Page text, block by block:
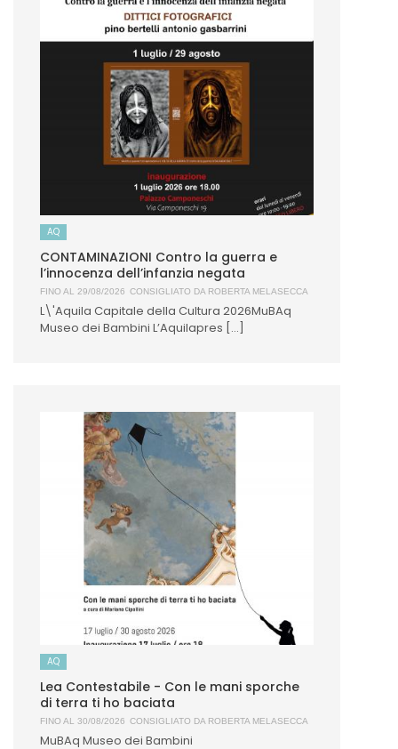
AQ
CONTAMINAZIONI Contro la guerra e
l’innocenza dell’infanzia negata
FINO AL 29/08/2026 CONSIGLIATO DA ROBERTA MELASECCA
L\'Aquila Capitale della Cultura 2026MuBAq
Museo dei Bambini L’Aquilapres [...]
AQ
Lea Contestabile - Con le mani sporche
di terra ti ho baciata
FINO AL 30/08/2026 CONSIGLIATO DA ROBERTA MELASECCA
MuBAq Museo dei Bambini